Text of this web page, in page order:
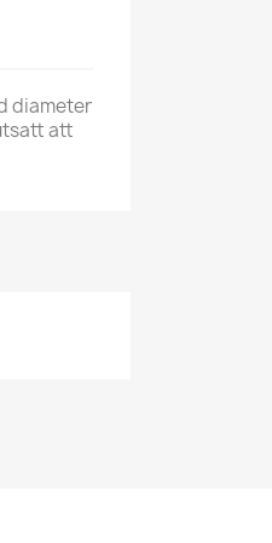
diameter
att